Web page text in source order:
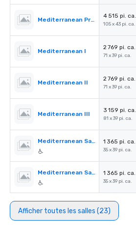
Mediterranean PreFunction
4 515 pi. ca.
105 x 43 pi. ca.
Mediterranean I
2 769 pi. ca.
71 x 39 pi. ca.
Mediterranean II
2 769 pi. ca.
71 x 39 pi. ca.
Mediterranean III
3 159 pi. ca.
81 x 39 pi. ca.
Mediterranean Salon A 1 365 pi. ca.
35 x 39 pi. ca.
Mediterranean Salon B 1 365 pi. ca.
35 x 39 pi. ca.
Afficher toutes les salles (23)